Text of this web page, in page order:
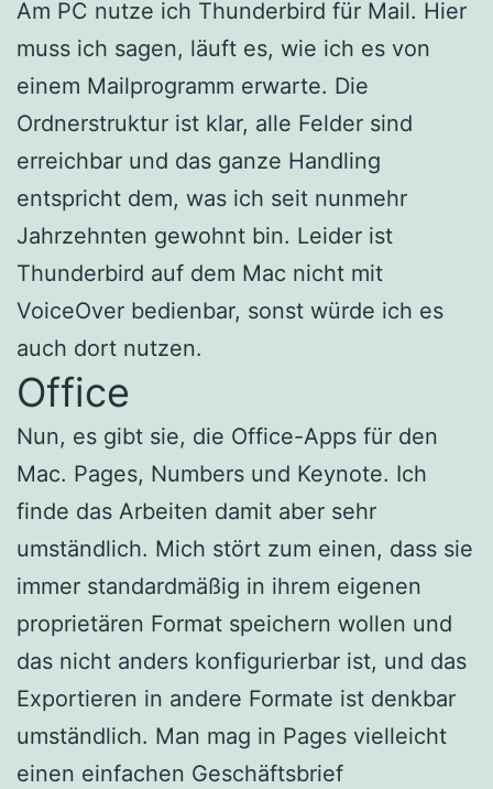
Am PC nutze ich Thunderbird für Mail. Hier
muss ich sagen, läuft es, wie ich es von
einem Mailprogramm erwarte. Die
Ordnerstruktur ist klar, alle Felder sind
erreichbar und das ganze Handling
entspricht dem, was ich seit nunmehr
Jahrzehnten gewohnt bin. Leider ist
Thunderbird auf dem Mac nicht mit
VoiceOver bedienbar, sonst würde ich es
auch dort nutzen.
Office
Nun, es gibt sie, die Office-Apps für den
Mac. Pages, Numbers und Keynote. Ich
finde das Arbeiten damit aber sehr
umständlich. Mich stört zum einen, dass sie
immer standardmäßig in ihrem eigenen
proprietären Format speichern wollen und
das nicht anders konfigurierbar ist, und das
Exportieren in andere Formate ist denkbar
umständlich. Man mag in Pages vielleicht
einen einfachen Geschäftsbrief